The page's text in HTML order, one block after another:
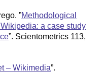
”Methodological
a case study
”. Scientometrics 113,
– Wikimedia”.